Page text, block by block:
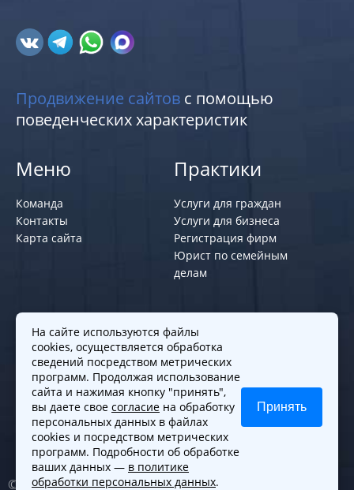
Продвижение сайтов с помощью
поведенческих характеристик
Меню
Команда
Контакты
Карта сайта
Практики
Услуги для граждан
Услуги для бизнеса
Регистрация фирм
Юрист по семейным
делам
Политики и правила
Политика обработки персональных
данных
Согласие на обработку cookies
Согласие на обработку персональных
данных
© 2010-2026. Все права защищены
На сайте используются файлы
cookies, осуществляется обработка
сведений посредством метрических
программ. Продолжая использование
сайта и нажимая кнопку "принять",
вы даете свое согласие на обработку
персональных данных в файлах
cookies и посредством метрических
программ. Подробности об обработке
ваших данных — в политике
обработки персональных данных.
Принять